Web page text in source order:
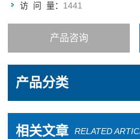
访 问 量： 1441
产品咨询
产品分类
相关文章 RELATED